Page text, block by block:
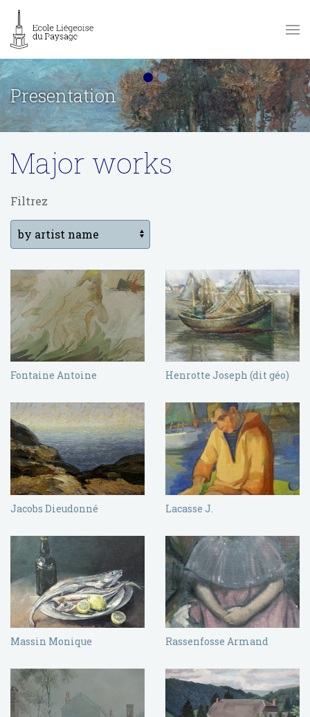
Presentation
Major works
Filtrez
Fontaine Antoine Henrotte Joseph (dit géo)
Jacobs Dieudonné Lacasse J.
Massin Monique Rassenfosse Armand